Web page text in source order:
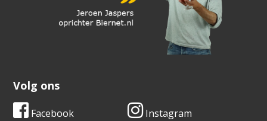
Volg ons
Facebook Instagram